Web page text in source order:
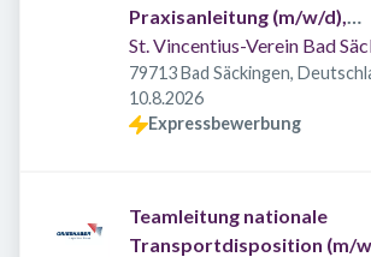
Praxisanleitung (m/w/d),
Verwaltungsangestellter
Schwerpunkt
Belegungsmanagement (m/
St. Vincentius-Verein Bad
79713 Bad Säckingen,
Veröffentlicht
10.8.2026
Expressbewerbung
Teamleitung nationale
Transportdisposition (m/